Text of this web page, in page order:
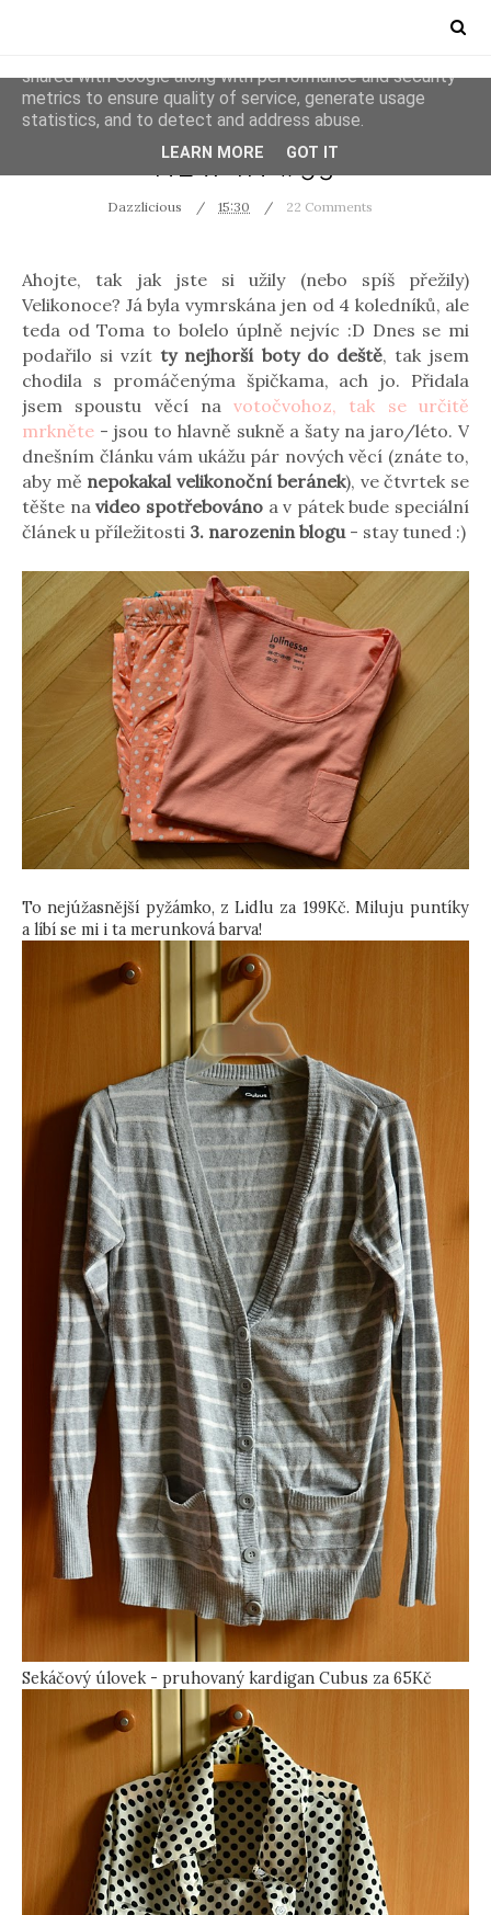
NEW IN
NEW IN #53
Dazzlicious 15:30 22 Comments
Ahojte, tak jak jste si užily (nebo spíš přežily)
Velikonoce? Já byla vymrskána jen od 4 koledníků, ale
teda od Toma to bolelo úplně nejvíc :D Dnes se mi
podařilo si vzít ty nejhorší boty do deště, tak jsem
chodila s promáčenýma špičkama, ach jo. Přidala
jsem spoustu věcí navotočvohoz, tak se určitě
mrkněte - jsou to hlavně sukně a šaty na jaro/léto. V
dnešním článku vám ukážu pár nových věcí (znáte to,
aby mě nepokakal velikonoční beránek), ve čtvrtek se
těšte navideo spotřebovánoa v pátek bude speciální
článek u příležitosti 3. narozenin blogu- stay tuned :)
To nejúžasnější pyžámko, z Lidlu za 199Kč. Miluju puntíky
a líbí se mi i ta merunková barva!
Sekáčový úlovek - pruhovaný kardigan Cubus za 65Kč
This site uses cookies from Google to deliver its services
shared with Google along with performance and security
metrics to ensure quality of service, generate usage
statistics, and to detect and address abuse.
LEARN MORE GOT IT